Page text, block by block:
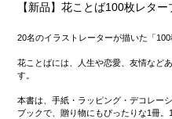
【新品】花ことば100枚レタ
20名のイラストレーターが描いた「
花ことばには、人生や恋愛、友情など
す。
本書は、手紙・ラッピング・デコレー
ブックで、贈り物にもぴったりな1冊